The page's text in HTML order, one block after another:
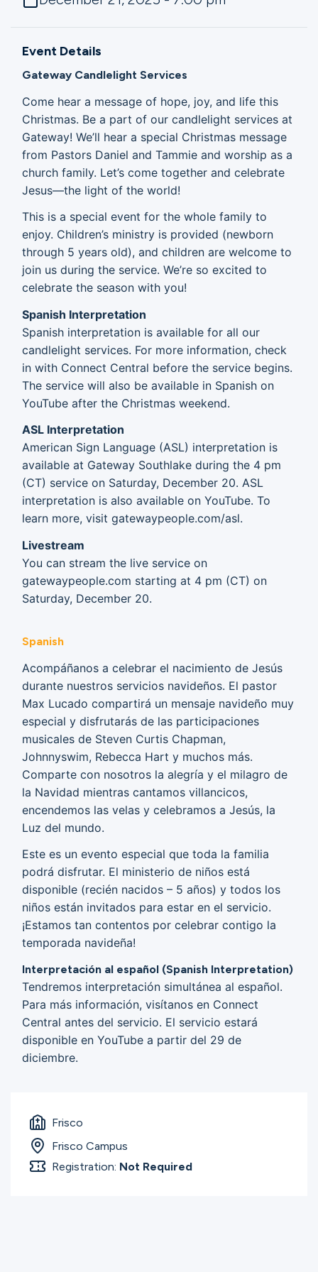
Ministries
Give
Search
English
Event Details
Gateway Candlelight Services
Come hear a message of hope, joy, and life this
Christmas. Be a part of our candlelight services at
Gateway! We’ll hear a special Christmas message
from Pastors Daniel and Tammie and worship as a
church family. Let’s come together and celebrate
Jesus—the light of the world!
This is a special event for the whole family to
enjoy. Children’s ministry is provided (newborn
through 5 years old), and children are welcome to
join us during the service. We’re so excited to
celebrate the season with you!
Spanish Interpretation
Spanish interpretation is available for all our
candlelight services. For more information, check
in with Connect Central before the service begins.
The service will also be available in Spanish on
YouTube after the Christmas weekend.
ASL Interpretation
American Sign Language (ASL) interpretation is
available at Gateway Southlake during the 4 pm
(CT) service on Saturday, December 20. ASL
interpretation is also available on YouTube. To
learn more, visit gatewaypeople.com/asl.
Livestream
You can stream the live service on
gatewaypeople.com starting at 4 pm (CT) on
Saturday, December 20.
Spanish
Acompáñanos a celebrar el nacimiento de Jesús
durante nuestros servicios navideños. El pastor
Max Lucado compartirá un mensaje navideño muy
especial y disfrutarás de las participaciones
musicales de Steven Curtis Chapman,
Johnnyswim, Rebecca Hart y muchos más.
Comparte con nosotros la alegría y el milagro de
la Navidad mientras cantamos villancicos,
encendemos las velas y celebramos a Jesús, la
Luz del mundo.
Este es un evento especial que toda la familia
podrá disfrutar. El ministerio de niños está
disponible (recién nacidos – 5 años) y todos los
niños están invitados para estar en el servicio.
¡Estamos tan contentos por celebrar contigo la
temporada navideña!
Interpretación al español (Spanish Interpretation)
Tendremos interpretación simultánea al español.
Para más información, visítanos en Connect
Central antes del servicio. El servicio estará
disponible en YouTube a partir del 29 de
diciembre.
Frisco
Frisco Campus
Registration: Not Required